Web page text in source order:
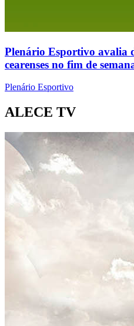
Plenário Esportivo avalia
cearenses no fim de
Plenário Esportivo
ALECE TV